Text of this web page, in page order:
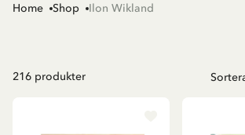
Home Shop Ilon Wikland
216 produkter